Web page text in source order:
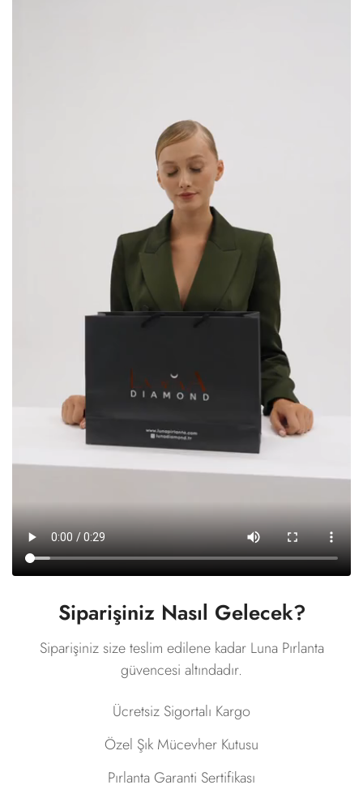
Siparişiniz Nasıl Gelecek?
Siparişiniz size teslim edilene kadar Luna Pırlanta
güvencesi altındadır.
Ücretsiz Sigortalı Kargo
Özel Şık Mücevher Kutusu
Pırlanta Garanti Sertifikası